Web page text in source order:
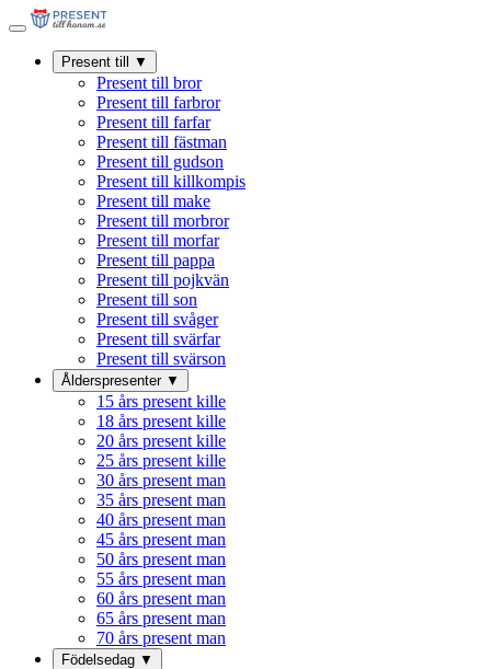
Present till ▼
Present till bror
Present till farbror
Present till farfar
Present till fästman
Present till gudson
Present till killkompis
Present till make
Present till morbror
Present till morfar
Present till pappa
Present till pojkvän
Present till son
Present till svåger
Present till svärfar
Present till svärson
Ålderspresenter ▼
15 års present kille
18 års present kille
20 års present kille
25 års present kille
30 års present man
35 års present man
40 års present man
45 års present man
50 års present man
55 års present man
60 års present man
65 års present man
70 års present man
Födelsedag ▼